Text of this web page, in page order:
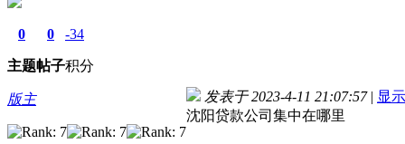
0
主题
0
帖子
-34
积分
版主 发表于 2023-4-11 21:07:57 | 显
沈阳贷款公司集中在哪里